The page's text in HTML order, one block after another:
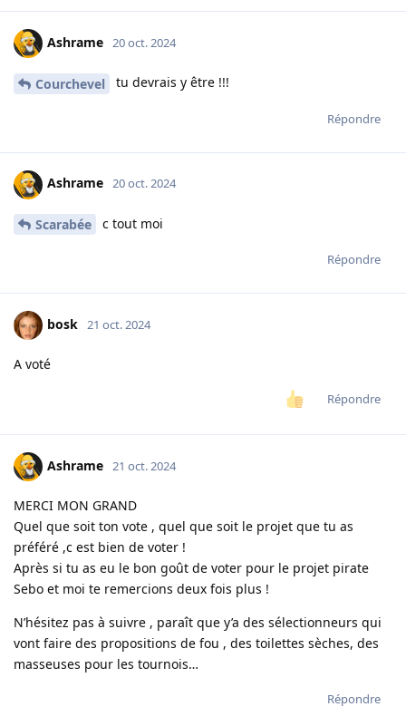
Ashrame 20 oct. 2024
Courchevel tu devrais y être !!!
Répondre
Ashrame 20 oct. 2024
Scarabée c tout moi
Répondre
bosk 21 oct. 2024
A voté
Répondre
Ashrame 21 oct. 2024
MERCI MON GRAND
Quel que soit ton vote , quel que soit le projet que tu as
préféré ,c est bien de voter !
Après si tu as eu le bon goût de voter pour le projet pirate
Sebo et moi te remercions deux fois plus !
N’hésitez pas à suivre , paraît que y’a des sélectionneurs qui
vont faire des propositions de fou , des toilettes sèches, des
masseuses pour les tournois…
Répondre